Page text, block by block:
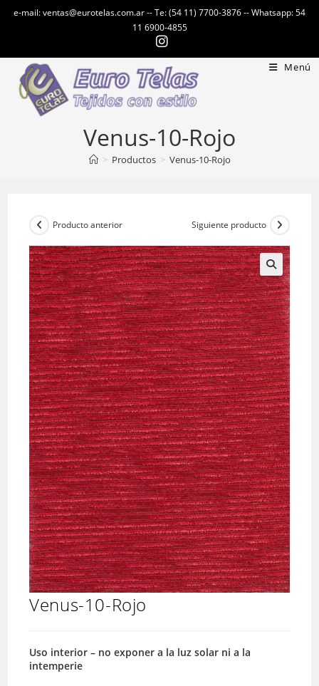
e-mail: ventas@eurotelas.com.ar -- Te: (54 11) 7700-3876 -- Whatsapp: 54
11 6900-4855
Menú
Venus-10-Rojo
> Productos > Venus-10-Rojo
Producto anterior Siguiente producto
Venus-10-Rojo
Uso interior – no exponer a la luz solar ni a la
intemperie